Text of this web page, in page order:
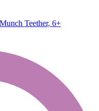
Teether, 6+